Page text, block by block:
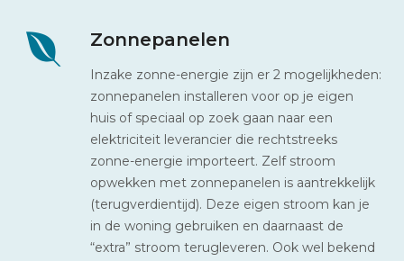
Zonnepanelen
Inzake zonne-energie zijn er 2 mogelijkheden:
zonnepanelen installeren voor op je eigen
huis of speciaal op zoek gaan naar een
elektriciteit leverancier die rechtstreeks
zonne-energie importeert. Zelf stroom
opwekken met zonnepanelen is aantrekkelijk
(terugverdientijd). Deze eigen stroom kan je
in de woning gebruiken en daarnaast de
“extra” stroom terugleveren. Ook wel bekend